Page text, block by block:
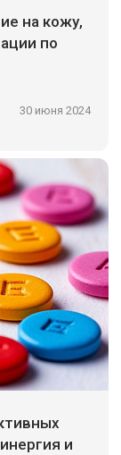
на кожу,
по
30 июня 2024
и